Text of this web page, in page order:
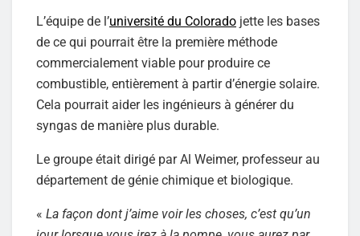
L’équipe de l’université du Colorado jette les bases
de ce qui pourrait être la première méthode
commercialement viable pour produire ce
combustible, entièrement à partir d’énergie solaire.
Cela pourrait aider les ingénieurs à générer du
syngas de manière plus durable.
Le groupe était dirigé par Al Weimer, professeur au
département de génie chimique et biologique.
« La façon dont j’aime voir les choses, c’est qu’un